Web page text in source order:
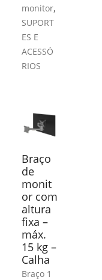
monitor,
SUPORT
ES E
ACESSÓ
RIOS
Braço
de
monit
or com
altura
fixa –
máx.
15 kg –
Calha
Braço 1